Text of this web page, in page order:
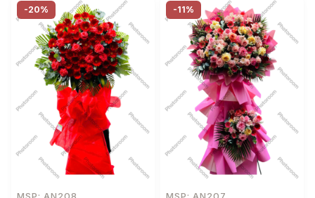
-20% -11%